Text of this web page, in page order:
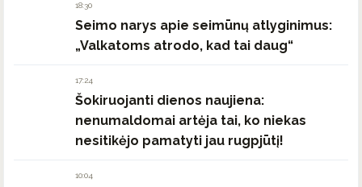
18:30
Seimo narys apie seimūnų atlyginimus:
„Valkatoms atrodo, kad tai daug“
17:24
Šokiruojanti dienos naujiena:
nenumaldomai artėja tai, ko niekas
nesitikėjo pamatyti jau rugpjūtį!
10:04